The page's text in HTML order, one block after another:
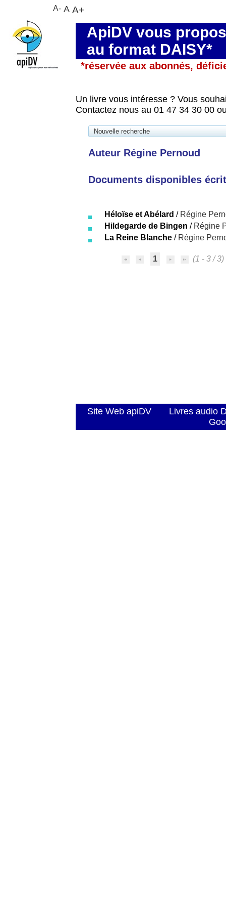
ApiDV vous
au format DAISY*
*réservée aux abonnés,
Un livre vous intéresse ? Vous
Contactez nous au 01 47 34 30 00
Nouvelle recherche
Auteur Régine Pernoud
Documents disponibles
Héloïse et Abélard / Régine
Hildegarde de Bingen / Régine
La Reine Blanche / Régine
1 (1 - 3 / 3)
Site Web apiDV
Livres audio
A- A A+